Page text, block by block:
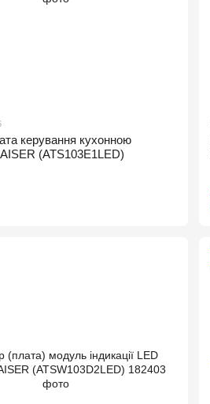
керування кухонною
(ATS103E1LED)